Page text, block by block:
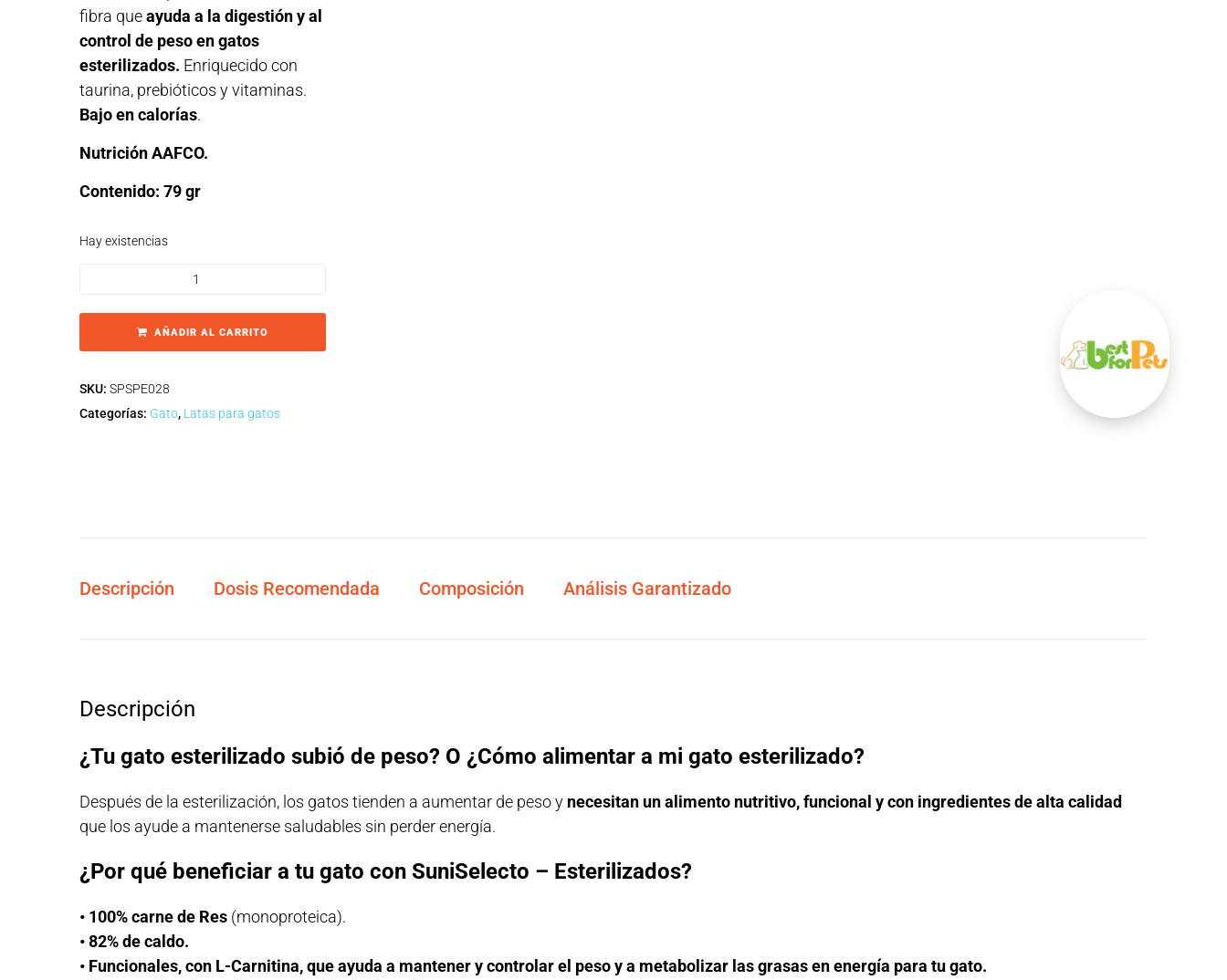
fibra queayuda a la digestión y al
control de peso en gatos
esterilizados. Enriquecido con
taurina, prebióticos y vitaminas.
Bajo en calorías.
Nutrición AAFCO.
Contenido: 79 gr
Hay existencias
AÑADIR AL CARRITO
SKU: SPSPE028
Categorías: Gato, Latas para gatos
Descripción Dosis Recomendada Composición Análisis Garantizado
Descripción
¿Tu gato esterilizado subió de peso? O ¿Cómo alimentar a mi gato esterilizado?
Después de la esterilización, los gatos tienden a aumentar de peso y necesitan un alimento nutritivo, funcional y con ingredientes de alta calidad
que los ayude a mantenerse saludables sin perder energía.
¿Por qué beneficiar a tu gato con SuniSelecto – Esterilizados?
• 100% carne de Res (monoproteica).
•82% de caldo.
• Funcionales, con L-Carnitina, que ayuda a mantener y controlar el peso y a metabolizar las grasas en energía para tu gato.